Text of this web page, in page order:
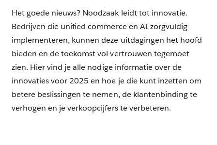
Het goede nieuws? Noodzaak leidt tot innovatie.
Bedrijven die unified commerce en AI zorgvuldig
implementeren, kunnen deze uitdagingen het hoofd
bieden en de toekomst vol vertrouwen tegemoet
zien. Hier vind je alle nodige informatie over de
innovaties voor 2025 en hoe je die kunt inzetten om
betere beslissingen te nemen, de klantenbinding te
verhogen en je verkoopcijfers te verbeteren.